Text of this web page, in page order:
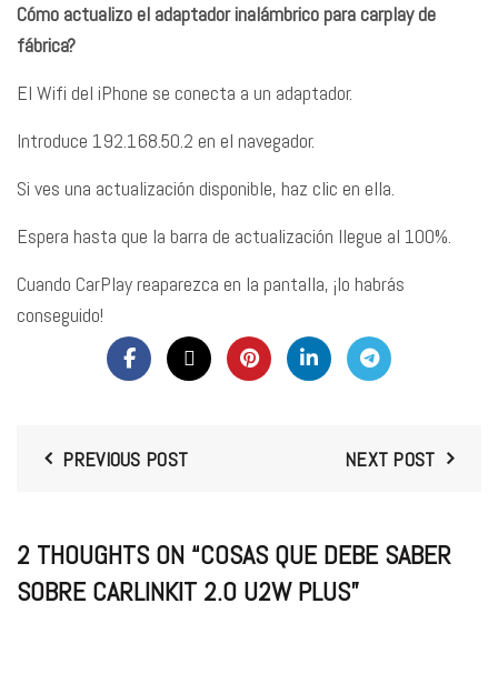
Cómo actualizo el adaptador inalámbrico para carplay de
fábrica?
El Wifi del iPhone se conecta a un adaptador.
Introduce 192.168.50.2 en el navegador.
Si ves una actualización disponible, haz clic en ella.
Espera hasta que la barra de actualización llegue al 100%.
Cuando CarPlay reaparezca en la pantalla, ¡lo habrás
conseguido!
PREVIOUS POST NEXT POST
2 THOUGHTS ON “COSAS QUE DEBE SABER
SOBRE CARLINKIT 2.0 U2W PLUS”